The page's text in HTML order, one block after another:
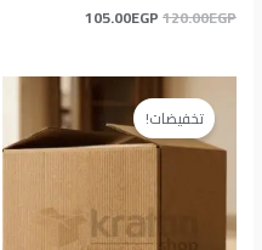
120.00EGP
105.00EGP
تخفيضات!
السعر
الأصلي
هو:
95.00EGP.
السعر
الحالي
هو:
80.00EGP.